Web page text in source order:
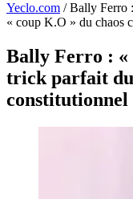
Yeclo.com / Bally Ferro
« coup K.O » du chaos
Bally Ferro : «
trick parfait du
constitutionnel